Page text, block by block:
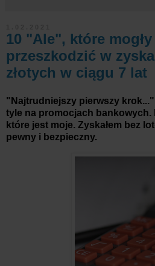
10 "Ale", które mogły
przeszkodzić w
złotych w ciągu 7 lat
"Najtrudniejszy pierwszy krok..."
tyle na promocjach bankowych.
które jest moje. Zyskałem bez
pewny i bezpieczny.